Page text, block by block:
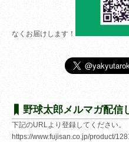
なくお届けします！
野球太郎メルマガ配信
下記のURLより登録してください。
https://www.fujisan.co.jp/product/